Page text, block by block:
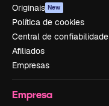
Originais New
Política de cookies
Central de confiabilidade
Afiliados
Empresas
Empresa